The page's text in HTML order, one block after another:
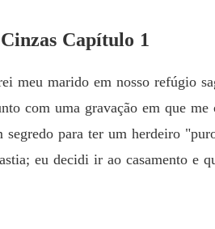
Capítulo 1
meu marido em nosso refúgio
com uma gravação em que
para ter um herdeiro
eu decidi ir ao casamento e